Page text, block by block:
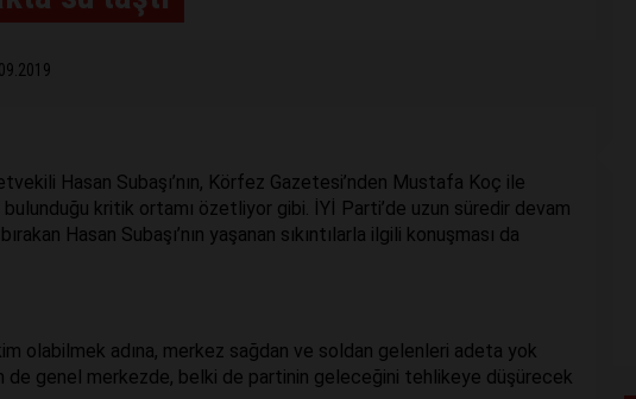
Hasan Subaşı’nın, Körfez Gazetesi’nden Mustafa Koç ile
kritik ortamı özetliyor gibi. İYİ Parti’de uzun süredir devam
Hasan Subaşı’nın yaşanan sıkıntılarla ilgili konuşması da
olabilmek adına, merkez sağdan ve soldan gelenleri adeta yok
de genel merkezde, belki de partinin geleceğini tehlikeye düşürecek